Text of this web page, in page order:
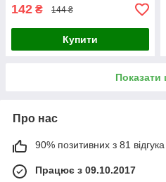
142 ₴ 144 ₴
Купити
Показати
Про нас
90% позитивних з 81 відгука
Працює з 09.10.2017